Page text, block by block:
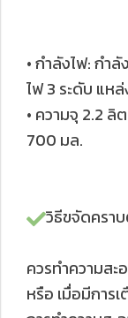
• กำลังไฟ: กำ
ไฟ 3 ระดับ แห
• ความจุ 2.2 ลิ
700 มล.
วิธีขจัดครา
ควรทำความส
หรือ เมื่อมีการ